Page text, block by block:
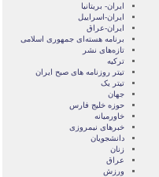
ایران- بریتانیا
ایران-اسراییل
ایران-عراق
برنامه هسته‌ای جمهوری اسلامی
تازه‌های نشر
ترکیه
تیتر روزنامه های صبح ایران
تیتر یک
جهان
حوزه خلیج فارس
خاورمیانه
خبرهای نیمروزی
دانشجویان
زنان
عراق
ورزش